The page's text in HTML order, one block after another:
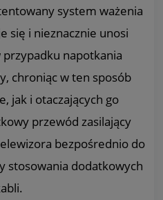
system ważenia
się i nieznacznie unosi
napotkania
chroniąc w ten sposób
jak i otaczających go
przewód zasilający
bezpośrednio do
stosowania dodatkowych